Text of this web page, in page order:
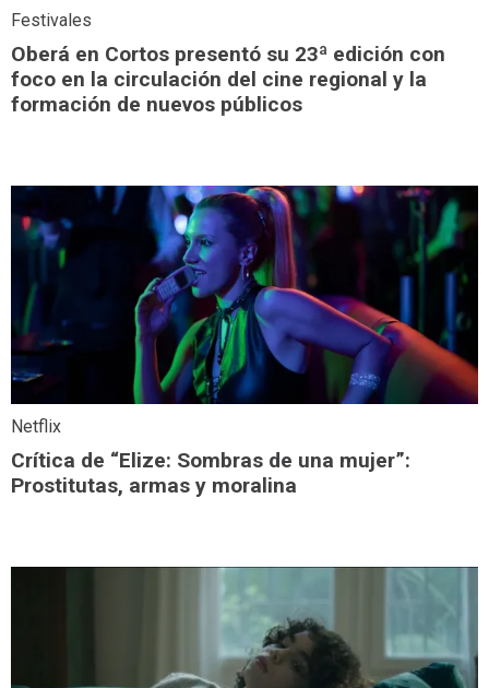
Festivales
Oberá en Cortos presentó su 23ª edición con
foco en la circulación del cine regional y la
formación de nuevos públicos
Netflix
Crítica de “Elize: Sombras de una mujer”:
Prostitutas, armas y moralina